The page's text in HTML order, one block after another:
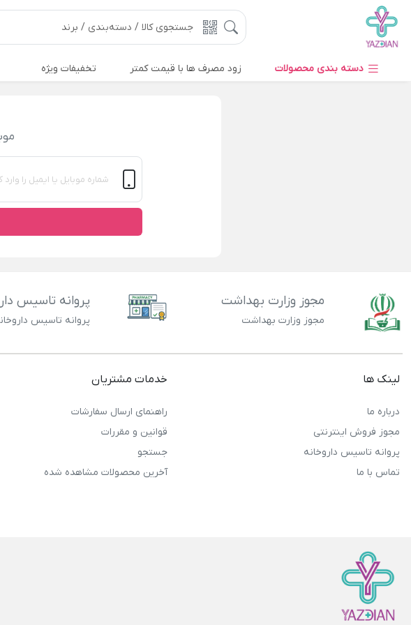
دسته بندی محصولات زود مصرف ها با قیمت کمتر تخفیفات ویژه
مجوز وزارت بهداشت
مجوز وزارت بهداشت
پروانه تاسیس
پروانه تاسیس
لینک ها
درباره ما
مجوز فروش اینترنتی
پروانه تاسیس داروخانه
تماس با ما
خدمات مشتریان
راهنمای ارسال سفارشات
قوانین و مقررات
جستجو
آخرین محصولات مشاهده شده